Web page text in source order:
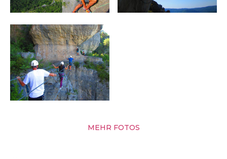
MEHR FOTOS